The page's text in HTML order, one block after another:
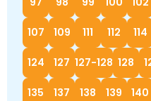
107 109 111 112 114
124 127 127-128 128
135 137 138 139 140